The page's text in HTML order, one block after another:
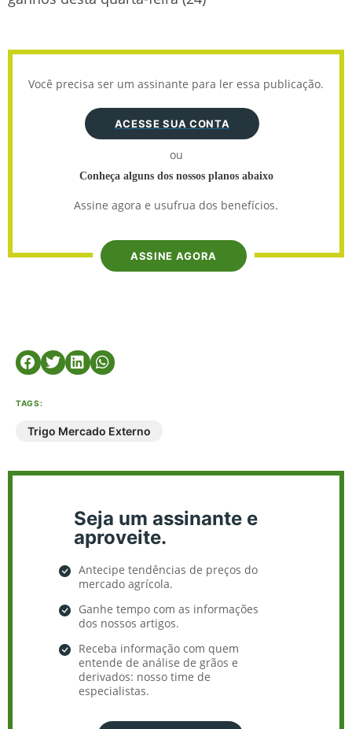
Você precisa ser um assinante para ler essa publicação.
ACESSE SUA CONTA
ou
Conheça alguns dos nossos planos abaixo
Assine agora e usufrua dos benefícios.
ASSINE AGORA
TAGS:
Trigo Mercado Externo
Seja um assinante e
aproveite.
Antecipe tendências de preços do
mercado agrícola.
Ganhe tempo com as informações
dos nossos artigos.
Receba informação com quem
entende de análise de grãos e
derivados: nosso time de
especialistas.